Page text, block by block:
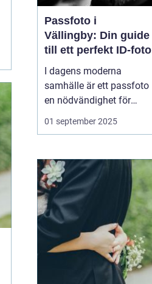
Passfoto i
Vällingby: Din guide
till ett perfekt ID-foto
I dagens moderna
samhälle är ett passfoto
en nödvändighet för
många olika ändamål.
Oavsett om det gäller
ID-handlingar, är det
viktigt att ha ett
professionellt foto s...
01 september 2025